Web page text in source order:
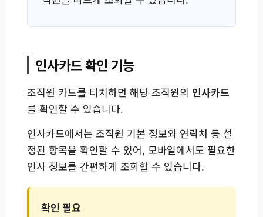
인사카드 확인 기능
조직원 카드를 터치하면 해당 조직원의 인사카드
를 확인할 수 있습니다.
인사카드에서는 조직원 기본 정보와 연락처 등 설
정된 항목을 확인할 수 있어, 모바일에서도 필요한
인사 정보를 간편하게 조회할 수 있습니다.
확인 필요